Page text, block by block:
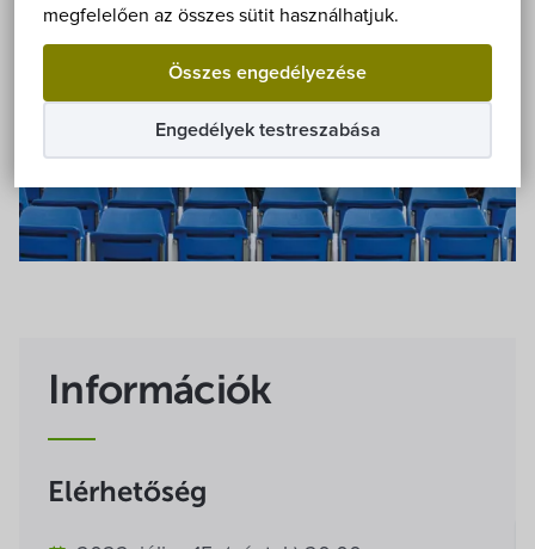
megfelelően az összes sütit használhatjuk.
Összes engedélyezése
Engedélyek testreszabása
Hírek
Képviselő-testület
Közoktatási Intézmények
Információk
Elérhetőség